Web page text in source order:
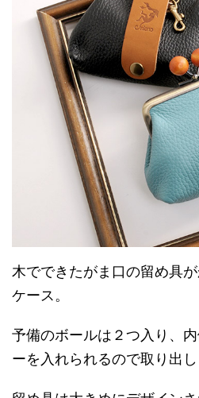
木でできたがま口の留め具
ケース。
予備のボールは２つ入り、
ーを入れられるので取り出し